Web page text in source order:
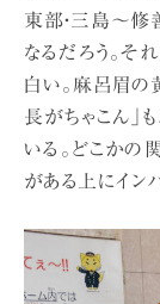
東部・三島〜修
なるだろう。そ
白い。麻呂眉の
長がちゃこん」
いる。どこかの
がある上にイン